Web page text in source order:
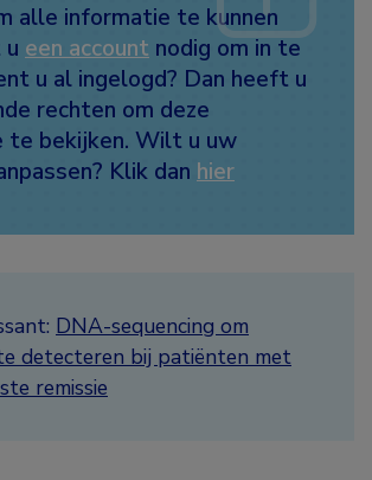
alle informatie te kunnen
een account nodig om in te
u al ingelogd? Dan heeft u
rechten om deze
te bekijken. Wilt u uw
Klik dan hier
DNA-sequencing om
detecteren bij patiënten met
remissie